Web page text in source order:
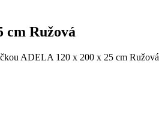
cm Ružová
ADELA 120 x 200 x 25 cm Ružová